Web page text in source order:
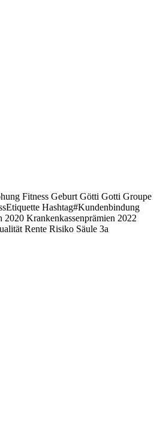
Fitness Geburt Götti Gotti Groupe
Hashtag#Kundenbindung
2020 Krankenkassenprämien 2022
Rente Risiko Säule 3a